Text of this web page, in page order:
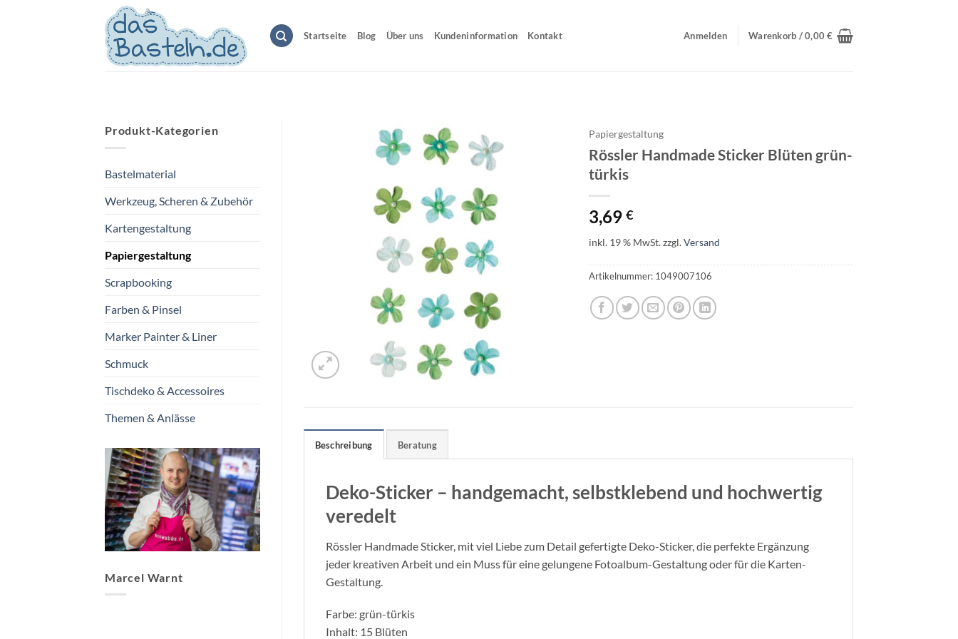
Startseite Blog Über uns Kundeninformation Kontakt Anmelden Warenkorb /0,00€
Produkt-Kategorien
Bastelmaterial
Werkzeug, Scheren & Zubehör
Kartengestaltung
Papiergestaltung
Scrapbooking
Farben & Pinsel
Marker Painter & Liner
Schmuck
Tischdeko & Accessoires
Themen & Anlässe
Marcel Warnt
Papiergestaltung
Rössler Handmade Sticker Blüten grün-
türkis
3,69€
inkl. 19 % MwSt.zzgl.Versand
Artikelnummer: 1049007106
Beschreibung Beratung
Deko-Sticker – handgemacht, selbstklebend und hochwertig
veredelt
Rössler Handmade Sticker, mit viel Liebe zum Detail gefertigte Deko-Sticker, die perfekte Ergänzung
jeder kreativen Arbeit und ein Muss für eine gelungene Fotoalbum-Gestaltung oder für die Karten-
Gestaltung.
Farbe: grün-türkis
Inhalt: 15 Blüten